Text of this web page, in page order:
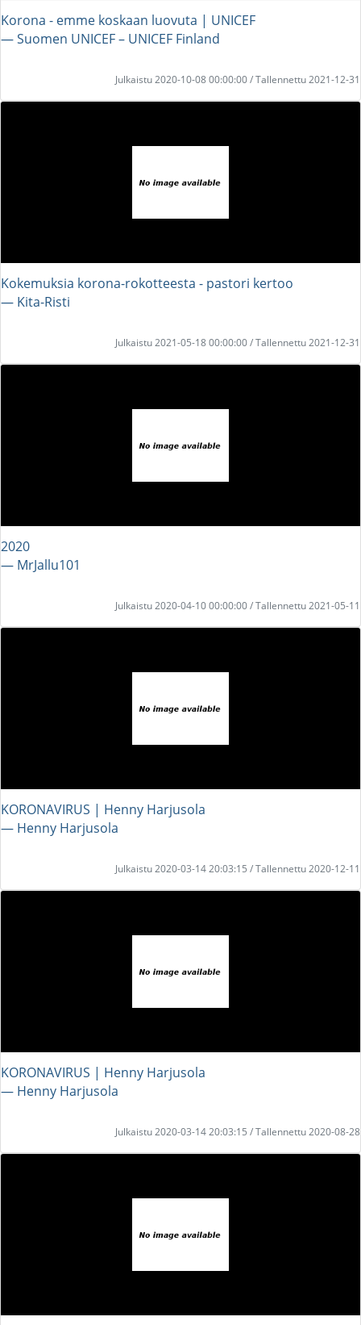
Korona - emme koskaan luovuta | UNICEF
― Suomen UNICEF – UNICEF Finland
Julkaistu 2020-10-08 00:00:00 / Tallennettu 2021-12-31
Kokemuksia korona-rokotteesta - pastori kertoo
― Kita-Risti
Julkaistu 2021-05-18 00:00:00 / Tallennettu 2021-12-31
2020
― MrJallu101
Julkaistu 2020-04-10 00:00:00 / Tallennettu 2021-05-11
KORONAVIRUS | Henny Harjusola
― Henny Harjusola
Julkaistu 2020-03-14 20:03:15 / Tallennettu 2020-12-11
KORONAVIRUS | Henny Harjusola
― Henny Harjusola
Julkaistu 2020-03-14 20:03:15 / Tallennettu 2020-08-28